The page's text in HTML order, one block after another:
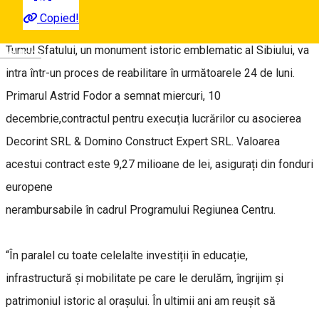
Deutsch
Copied!
December 11, 12:38 PM
Turnul Sfatului, un monument istoric emblematic al Sibiului, va
intra într-un proces de reabilitare în următoarele 24 de luni.
Primarul Astrid Fodor a semnat miercuri, 10
decembrie,contractul pentru execuția lucrărilor cu asocierea
Decorint SRL & Domino Construct Expert SRL. Valoarea
acestui contract este 9,27 milioane de lei, asigurați din fonduri
europene
nerambursabile în cadrul Programului Regiunea Centru.
“În paralel cu toate celelalte investiții în educație,
infrastructură și mobilitate pe care le derulăm, îngrijim și
patrimoniul istoric al orașului. În ultimii ani am reușit să